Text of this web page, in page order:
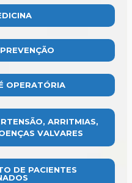
OPERATÓRIA
ARRITMIAS,
VALVARES
DE PACIENTES